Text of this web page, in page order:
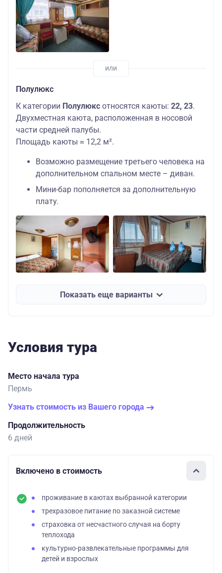
Полулюкс
К категории Полулюкс относятся каюты: 22, 23.
Двухместная каюта, расположенная в носовой
части средней палубы.
Площадь каюты ≈ 12,2 м².
Возможно размещение третьего человека на
дополнительном спальном месте – диван.
Мини-бар пополняется за дополнительную
плату.
Показать еще варианты
Условия тура
Место начала тура
Пермь
Узнать стоимость из Вашего города
Продолжительность
6 дней
Включено в стоимость
проживание в каютах выбранной категории
трехразовое питание по заказной системе
страховка от несчастного случая на борту
теплохода
культурно-развлекательные программы для
детей и взрослых